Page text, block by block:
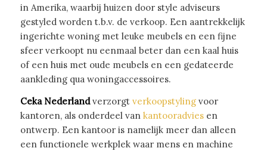
in Amerika, waarbij huizen door style adviseurs
gestyled worden t.b.v. de verkoop. Een aantrekkelijk
ingerichte woning met leuke meubels en een fijne
sfeer verkoopt nu eenmaal beter dan een kaal huis
of een huis met oude meubels en een gedateerde
aankleding qua woningaccessoires.
Ceka Nederlandverzorgt verkoopstylingvoor
kantoren, als onderdeel van kantooradviesen
ontwerp. Een kantoor is namelijk meer dan alleen
een functionele werkplek waar mens en machine